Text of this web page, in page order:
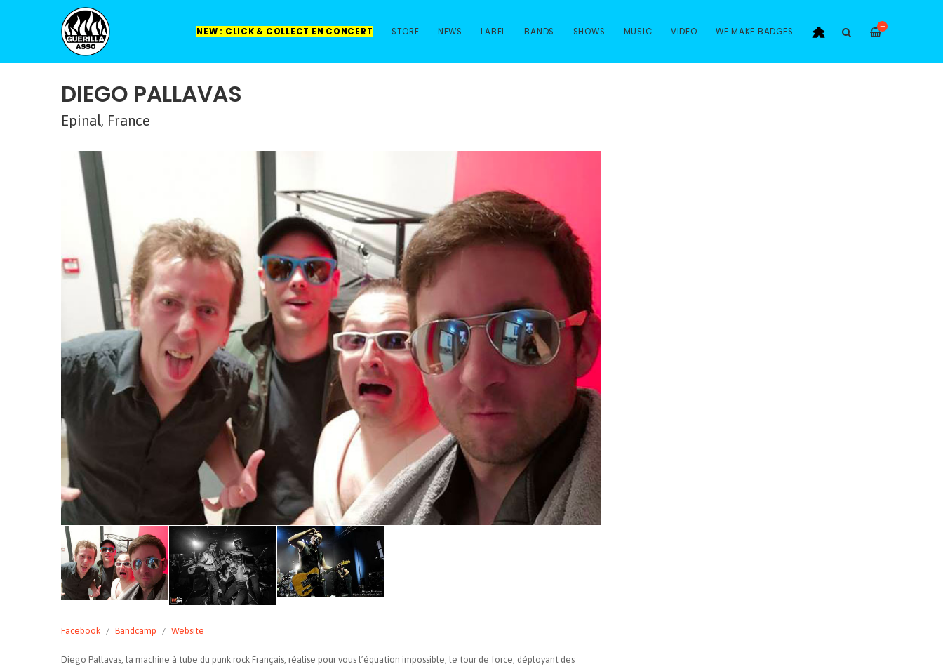
—
NEW : CLICK & COLLECT EN CONCERT STORE NEWS LABEL BANDS SHOWS MUSIC VIDEO WE MAKE BADGES
DIEGO PALLAVAS
Epinal, France
Facebook Bandcamp Website
Diego Pallavas, la machine à tube du punk rock Français, réalise pour vous l’équation impossible, le tour de force, déployant des